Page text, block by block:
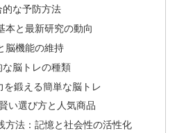
な予防方法
本と最新研究の動向
脳機能の維持
脳トレの種類
鍛える簡単な脳トレ
い選び方と人気商品
方法：記憶と社会性の活性化